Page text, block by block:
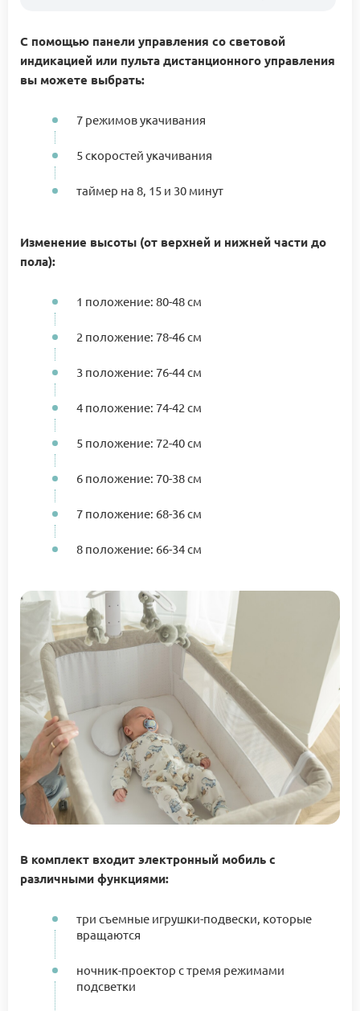
С помощью панели управления со световой
индикацией или пульта дистанционного управления
вы можете выбрать:
7 режимов укачивания
5 скоростей укачивания
таймер на 8, 15 и 30 минут
Изменение высоты (от верхней и нижней части до
пола):
1 положение: 80-48 см
2 положение: 78-46 см
3 положение: 76-44 см
4 положение: 74-42 см
5 положение: 72-40 см
6 положение: 70-38 см
7 положение: 68-36 см
8 положение: 66-34 см
В комплект входит электронный мобиль с
различными функциями:
три съемные игрушки-подвески, которые
вращаются
ночник-проектор с тремя режимами
подсветки